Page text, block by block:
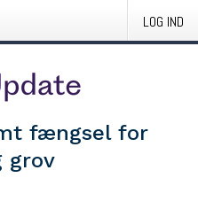
LOG IND
fængsel for
grov